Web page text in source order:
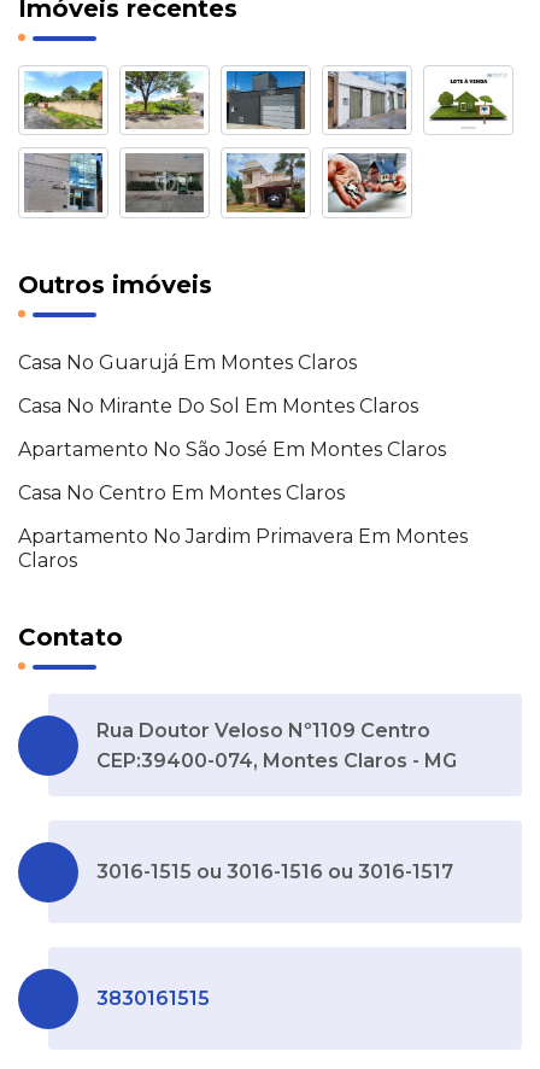
Imóveis recentes
Outros imóveis
Casa No Guarujá Em Montes Claros
Casa No Mirante Do Sol Em Montes Claros
Apartamento No São José Em Montes Claros
Casa No Centro Em Montes Claros
Apartamento No Jardim Primavera Em Montes
Claros
Contato
Rua Doutor Veloso Nº1109 Centro
CEP:39400-074, Montes Claros - MG
3016-1515 ou 3016-1516 ou 3016-1517
3830161515